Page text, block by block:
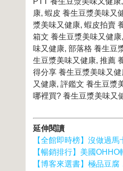
康, 蝦皮 養生豆漿美味又
漿美味又健康, 蝦皮拍賣
箱文 養生豆漿美味又健
味又健康, 部落格 養生豆
生豆漿美味又健康, 推薦
得分享 養生豆漿美味又
又健康, 評鑑文 養生豆漿
哪裡買? 養生豆漿美味又
延伸閱讀
【全館即時榜】沒做過
【暢銷排行】美國
【博客來選書】極品豆